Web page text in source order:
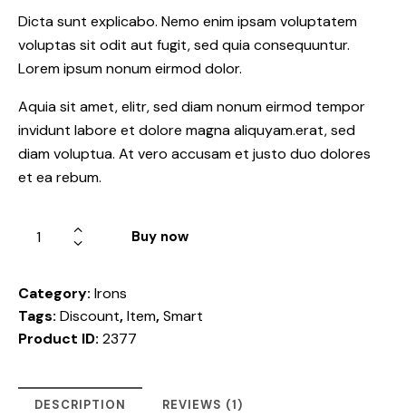
on
custome
r rating
Dicta sunt explicabo. Nemo enim ipsam voluptatem
voluptas sit odit aut fugit, sed quia consequuntur.
Lorem ipsum nonum eirmod dolor.
Aquia sit amet, elitr, sed diam nonum eirmod tempor
invidunt labore et dolore magna aliquyam.erat, sed
diam voluptua. At vero accusam et justo duo dolores
et ea rebum.
Buy now
Category: Irons
Tags: Discount,Item,Smart
Product ID: 2377
DESCRIPTION REVIEWS (1)